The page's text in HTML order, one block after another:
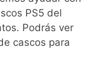
PS5 del
Podrás ver
cascos para